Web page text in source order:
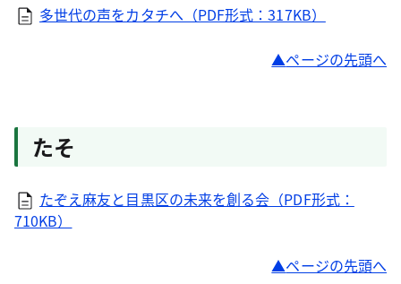
多世代の声をカタチへ（PDF形式：317KB）
ページの先頭へ
たそ
たぞえ麻友と目黒区の未来を創る会（PDF形式：
710KB）
ページの先頭へ